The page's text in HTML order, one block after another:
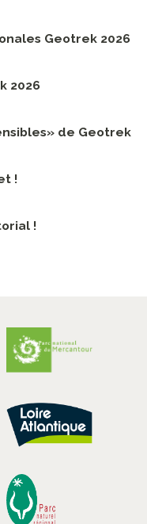
Geotrek 2026
2026
de Geotrek
!
!